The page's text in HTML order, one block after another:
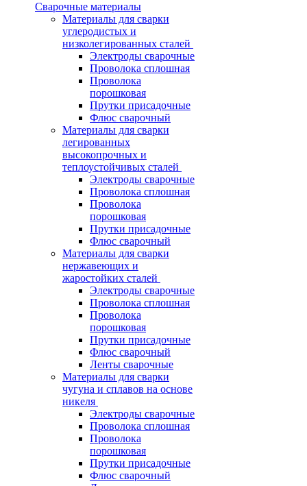
Сварочные материалы
Материалы для сварки
углеродистых и
низколегированных сталей
Электроды сварочные
Проволока сплошная
Проволока
порошковая
Прутки присадочные
Флюс сварочный
Материалы для сварки
легированных
высокопрочных и
теплоустойчивых сталей
Электроды сварочные
Проволока сплошная
Проволока
порошковая
Прутки присадочные
Флюс сварочный
Материалы для сварки
нержавеющих и
жаростойких сталей
Электроды сварочные
Проволока сплошная
Проволока
порошковая
Прутки присадочные
Флюс сварочный
Ленты сварочные
Материалы для сварки
чугуна и сплавов на основе
никеля
Электроды сварочные
Проволока сплошная
Проволока
порошковая
Прутки присадочные
Флюс сварочный